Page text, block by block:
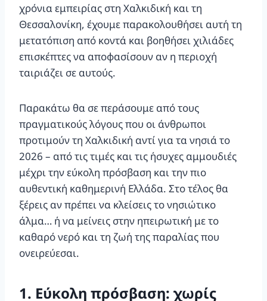
χρόνια εμπειρίας στη Χαλκιδική και τη
Θεσσαλονίκη, έχουμε παρακολουθήσει αυτή τη
μετατόπιση από κοντά και βοηθήσει χιλιάδες
επισκέπτες να αποφασίσουν αν η περιοχή
ταιριάζει σε αυτούς.
Παρακάτω θα σε περάσουμε από τους
πραγματικούς λόγους που οι άνθρωποι
προτιμούν τη Χαλκιδική αντί για τα νησιά το
2026 – από τις τιμές και τις ήσυχες αμμουδιές
μέχρι την εύκολη πρόσβαση και την πιο
αυθεντική καθημερινή Ελλάδα. Στο τέλος θα
ξέρεις αν πρέπει να κλείσεις το νησιώτικο
άλμα… ή να μείνεις στην ηπειρωτική με το
καθαρό νερό και τη ζωή της παραλίας που
ονειρεύεσαι.
1. Εύκολη πρόσβαση: χωρίς